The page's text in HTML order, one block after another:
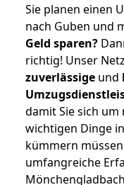
Sie planen einen
nach Guben und
Geld sparen?
richtig! Unser
zuverlässige und
damit Sie sich um
wichtigen Dinge
kümmern
umfangreiche